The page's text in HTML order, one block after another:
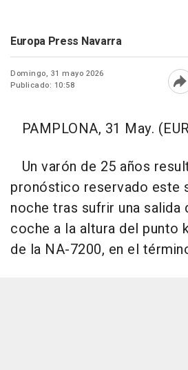
Europa Press Navarra
Domingo, 31 mayo 2026
Publicado: 10:58
PAMPLONA, 31 May.
Un varón de 25 años
pronóstico reservado este
noche tras sufrir una salida
coche a la altura del punto
de la NA-7200, en el